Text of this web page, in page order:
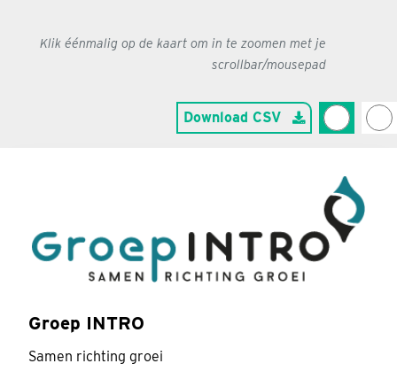
Klik éénmalig op de kaart om in te zoomen met je
scrollbar/mousepad
Download CSV
Groep INTRO
Samen richting groei